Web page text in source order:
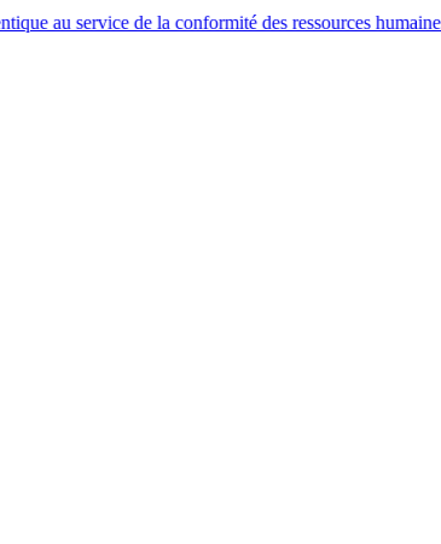
de la conformité des ressources humaines à l'échelle